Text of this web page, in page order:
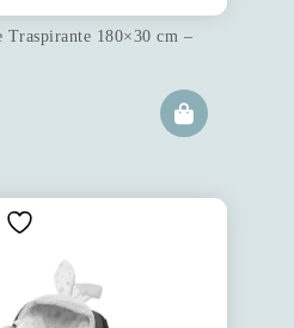
Traspirante 180×30 cm –